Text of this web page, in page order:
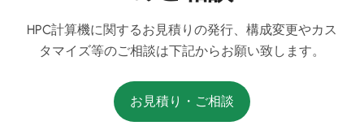
HPC計算機に関するお見積りの発行、構成変更やカス
タマイズ等のご相談は下記からお願い致します。
お見積り・ご相談